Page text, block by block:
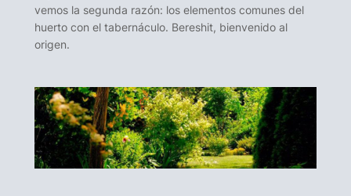
vemos la segunda razón: los elementos comunes del
huerto con el tabernáculo. Bereshit, bienvenido al
origen.